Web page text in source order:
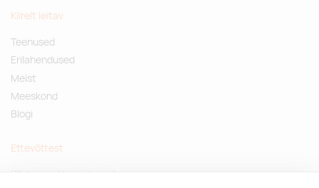
Kiirelt leitav
Teenused
Erilahendused
Meist
Meeskond
Blogi
Ettevõttest
Küsimused ja vastused